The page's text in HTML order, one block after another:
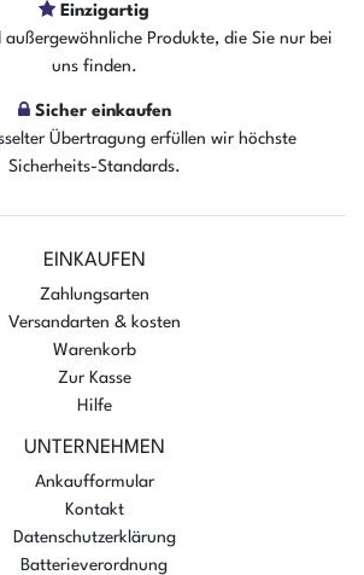
Einzigartig
Produkte, die Sie nur bei
uns finden.
Sicher einkaufen
Übertragung erfüllen wir höchste
Sicherheits-Standards.
EINKAUFEN
Zahlungsarten
Versandarten & kosten
Warenkorb
Zur Kasse
Hilfe
UNTERNEHMEN
Ankaufformular
Kontakt
Datenschutzerklärung
Batterieverordnung